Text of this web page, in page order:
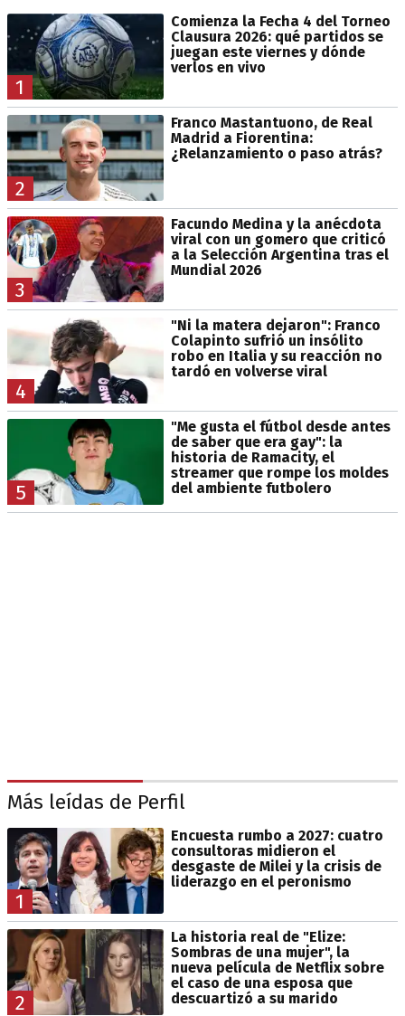
1
Comienza la Fecha 4 del Torneo
Clausura 2026: qué partidos se
juegan este viernes y dónde
verlos en vivo
2
Franco Mastantuono, de Real
Madrid a Fiorentina:
¿Relanzamiento o paso atrás?
3
Facundo Medina y la anécdota
viral con un gomero que criticó
a la Selección Argentina tras el
Mundial 2026
4
"Ni la matera dejaron": Franco
Colapinto sufrió un insólito
robo en Italia y su reacción no
tardó en volverse viral
5
"Me gusta el fútbol desde antes
de saber que era gay": la
historia de Ramacity, el
streamer que rompe los moldes
del ambiente futbolero
Más leídas de Perfil
1
Encuesta rumbo a 2027: cuatro
consultoras midieron el
desgaste de Milei y la crisis de
liderazgo en el peronismo
2
La historia real de "Elize:
Sombras de una mujer", la
nueva película de Netflix sobre
el caso de una esposa que
descuartizó a su marido